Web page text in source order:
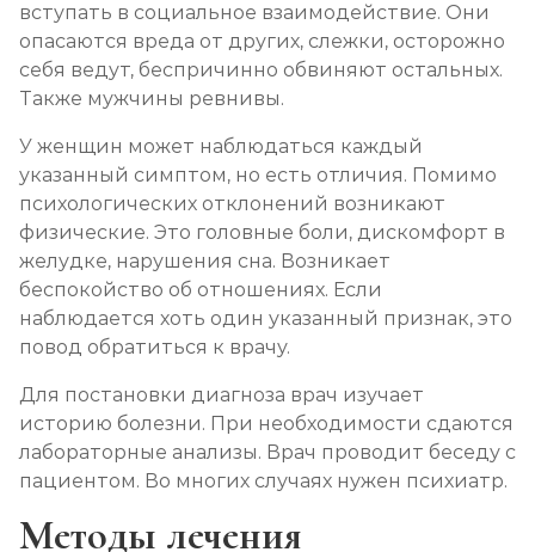
вступать в социальное взаимодействие. Они
опасаются вреда от других, слежки, осторожно
себя ведут, беспричинно обвиняют остальных.
Также мужчины ревнивы.
У женщин может наблюдаться каждый
указанный симптом, но есть отличия. Помимо
психологических отклонений возникают
физические. Это головные боли, дискомфорт в
желудке, нарушения сна. Возникает
беспокойство об отношениях. Если
наблюдается хоть один указанный признак, это
повод обратиться к врачу.
Для постановки диагноза врач изучает
историю болезни. При необходимости сдаются
лабораторные анализы. Врач проводит беседу с
пациентом. Во многих случаях нужен психиатр.
Методы лечения